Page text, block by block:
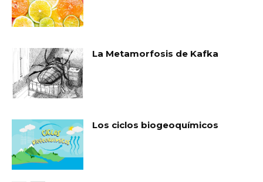
La Metamorfosis de Kafka
Los ciclos biogeoquímicos